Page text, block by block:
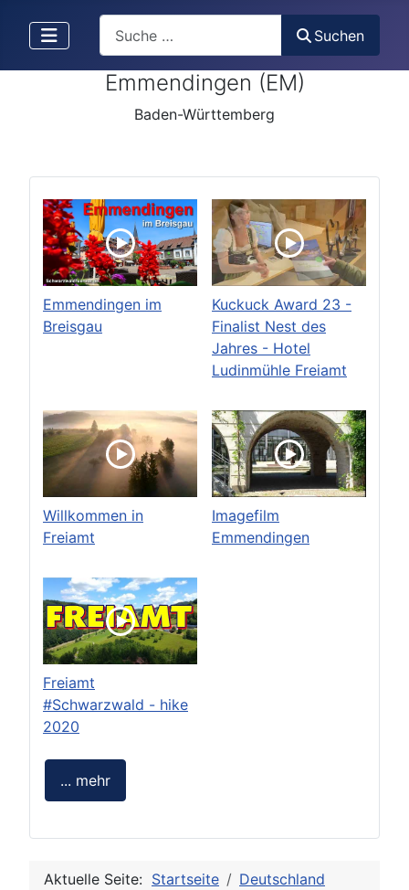
Suchen
Emmendingen (EM)
Baden-Württemberg
Emmendingen im
Breisgau
Kuckuck Award 23 -
Finalist Nest des
Jahres - Hotel
Ludinmühle Freiamt
Willkommen in
Freiamt
Imagefilm
Emmendingen
Freiamt
#Schwarzwald - hike
2020
... mehr
Aktuelle Seite: Startseite
Deutschland